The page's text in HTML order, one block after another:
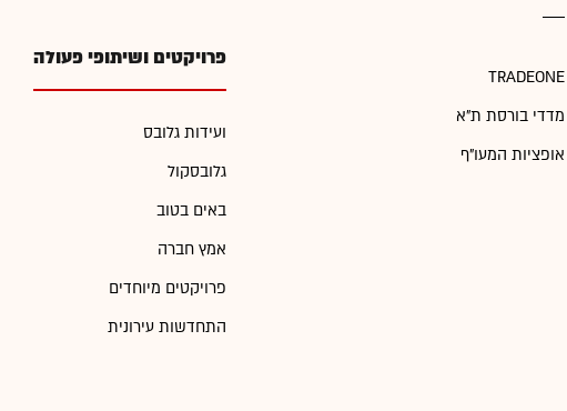
TRADEONE
מדדי בורסת ת"א
אופציות המעו"ף
פרויקטים ושיתופי פעולה
ועידות גלובס
גלובסקול
באים בטוב
אמץ חברה
פרויקטים מיוחדים
התחדשות עירונית